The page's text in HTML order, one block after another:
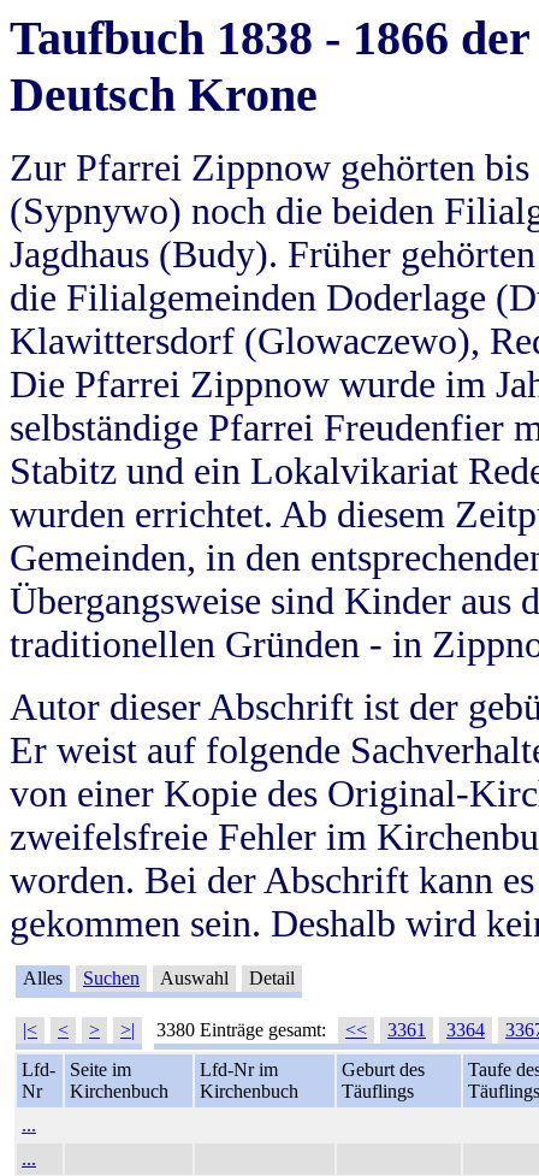
Taufbuch 1838 - 1866
Deutsch Krone
Zur Pfarrei Zippnow gehörten
(Sypnywo) noch die beiden
Jagdhaus (Budy). Früher
die Filialgemeinden Doderlage
Klawittersdorf (Glowaczewo),
Die Pfarrei Zippnow wurde im
selbständige Pfarrei Freudenfier
Stabitz und ein Lokalvikariat
wurden errichtet. Ab diesem
Gemeinden, in den
Übergangsweise sind Kinder aus
traditionellen Gründen - in
Autor dieser Abschrift ist der
Er weist auf folgende
von einer Kopie des Original-
zweifelsfreie Fehler im
worden. Bei der Abschrift kann
gekommen sein. Deshalb wird
Alles Suchen Auswahl Detail
|< < > >| 3380 Einträge gesamt: << 3361 3364
Lfd-
Nr
Seite im
Kirchenbuch
Lfd-Nr im
Kirchenbuch
Geburt des
Täuflings
Taufe
Täuflings
...
...